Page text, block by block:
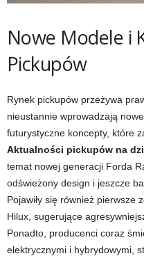
Nowe Modele i
Pickupów
Rynek pickupów przeżywa
nieustannie wprowadzają
futurystyczne koncepty, które
Aktualności pickupów na
temat nowej generacji Forda
odświeżony design i jeszcze
Pojawiły się również pierwsze
Hilux, sugerujące
Ponadto, producenci coraz
elektrycznymi i hybrydowymi,